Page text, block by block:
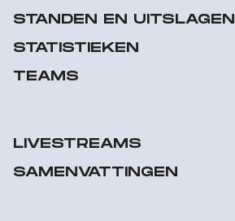
STANDEN EN UITSLAGEN
STATISTIEKEN
TEAMS
LIVESTREAMS
SAMENVATTINGEN